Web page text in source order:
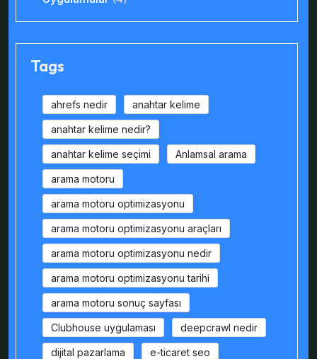
Tags
ahrefs nedir anahtar kelime
anahtar kelime nedir?
anahtar kelime seçimi Anlamsal arama
arama motoru
arama motoru optimizasyonu
arama motoru optimizasyonu araçları
arama motoru optimizasyonu nedir
arama motoru optimizasyonu tarihi
arama motoru sonuç sayfası
Clubhouse uygulaması deepcrawl nedir
dijital pazarlama e-ticaret seo